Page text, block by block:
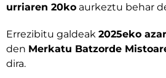
urriaren 20ko aurkeztu behar
Errezibitu galdeak 2025eko
den Merkatu Batzorde
dira.